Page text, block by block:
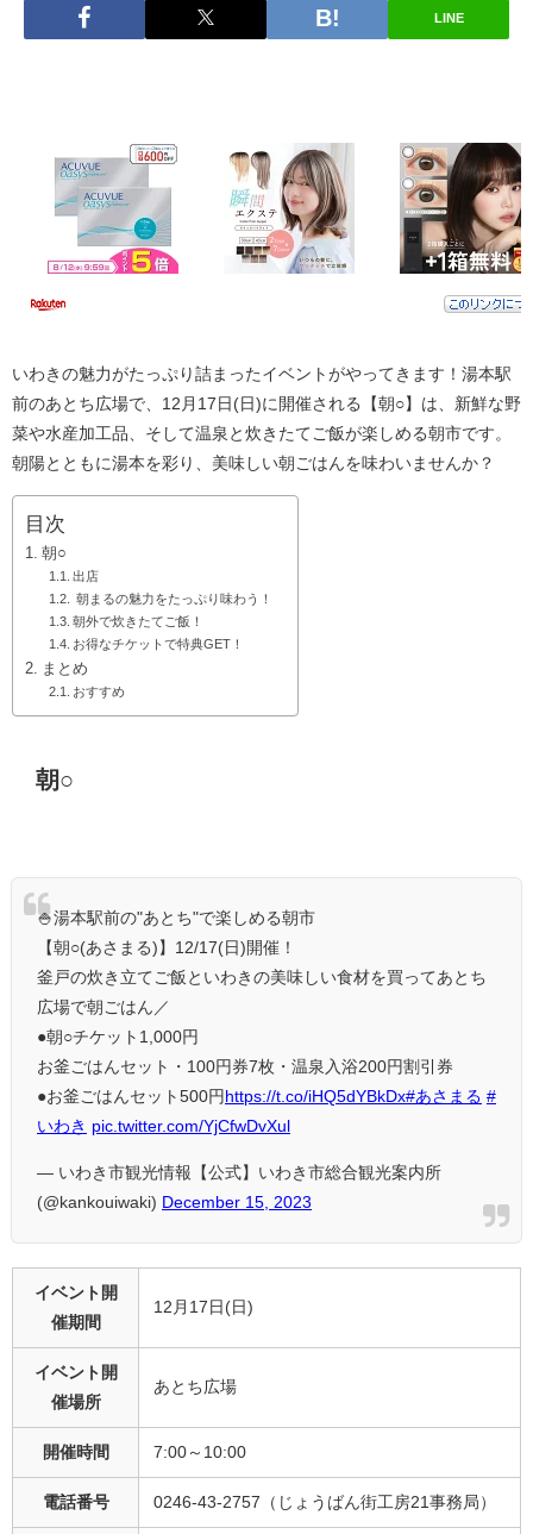
LINE
いわきの魅力がたっぷり詰まったイベントがやってきます！湯本駅
前のあとち広場で、12月17日(日)に開催される【朝○】は、新鮮な野
菜や水産加工品、そして温泉と炊きたてご飯が楽しめる朝市です。
朝陽とともに湯本を彩り、美味しい朝ごはんを味わいませんか？
目次
朝○
出店
朝まるの魅力をたっぷり味わう！
朝外で炊きたてご飯！
お得なチケットで特典GET！
まとめ
おすすめ
朝○
🍚湯本駅前の"あとち"で楽しめる朝市
【朝○(あさまる)】12/17(日)開催！
釜戸の炊き立てご飯といわきの美味しい食材を買ってあとち
広場で朝ごはん／
●朝○チケット1,000円
お釜ごはんセット・100円券7枚・温泉入浴200円割引券
●お釜ごはんセット500円 https://t.co/iHQ5dYBkDx#あさまる #
いわき pic.twitter.com/YjCfwDvXul
— いわき市観光情報【公式】いわき市総合観光案内所
(@kankouiwaki) December 15, 2023
イベント開
催期間
12月17日(日)
イベント開
催場所
あとち広場
開催時間 7:00～10:00
電話番号 0246-43-2757（じょうばん街工房21事務局）